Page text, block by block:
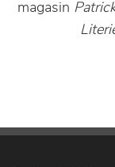
magasin